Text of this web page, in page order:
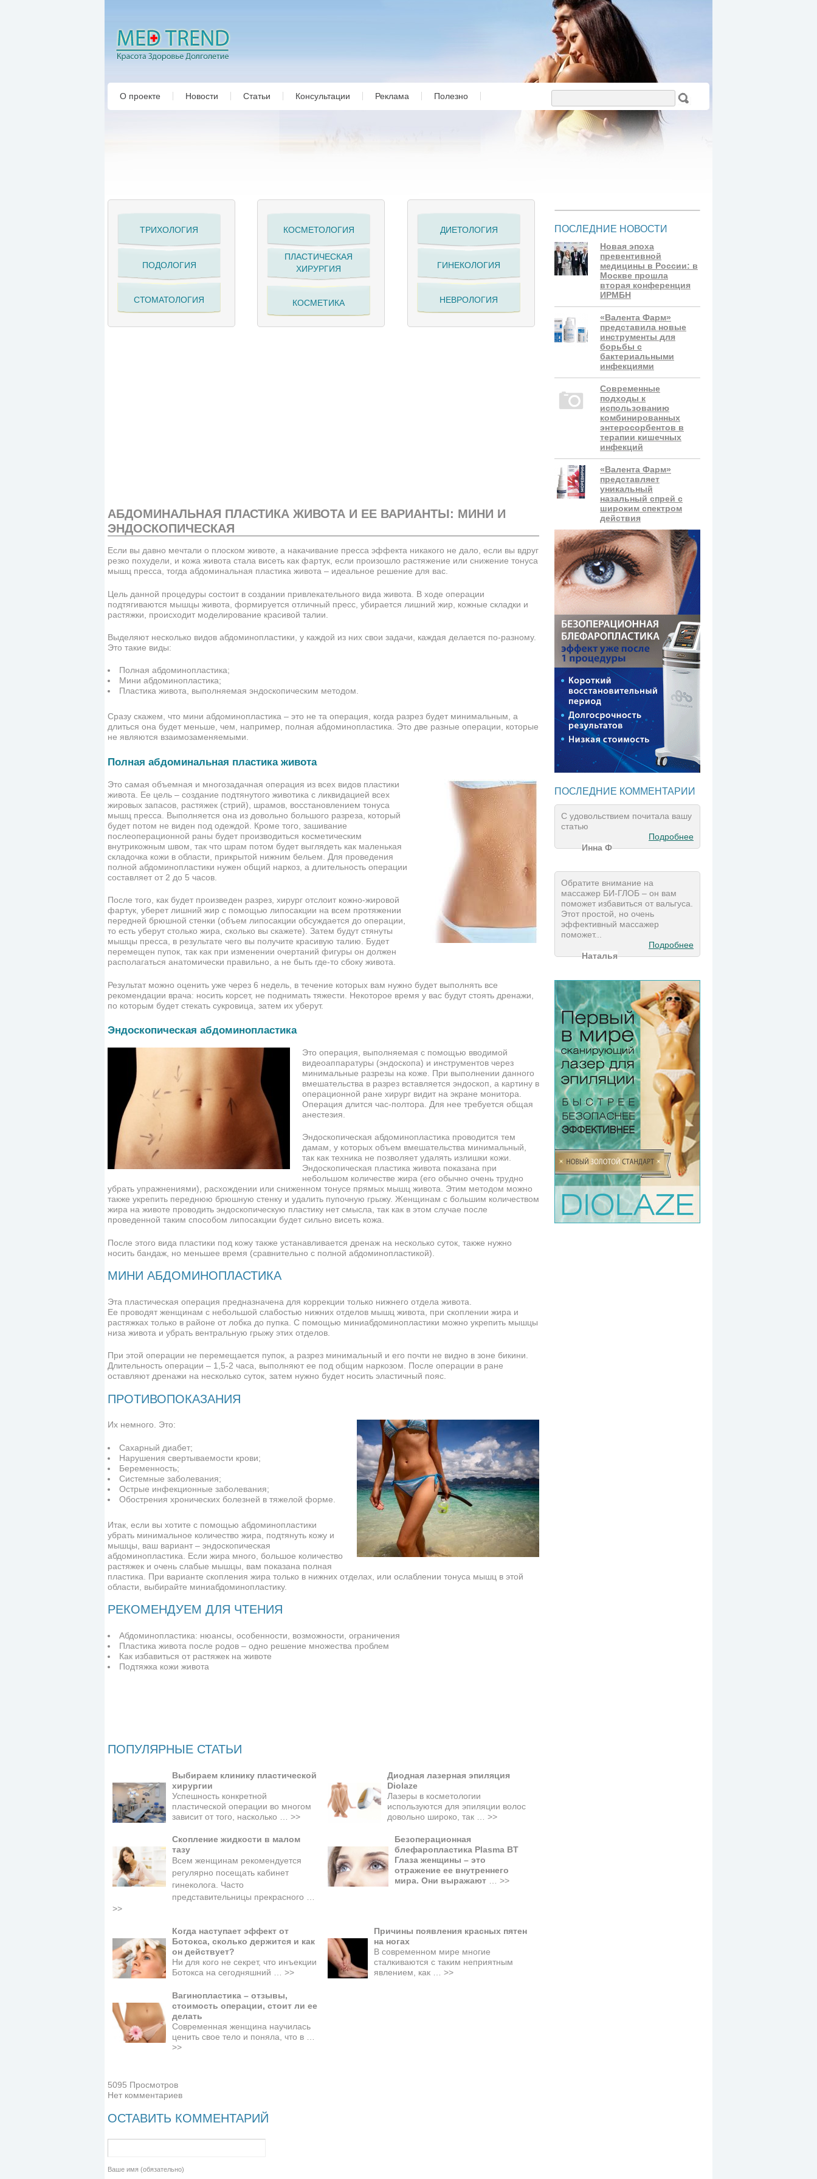
О проекте Новости Статьи Консультации Реклама Полезно
ТРИХОЛОГИЯ
ПОДОЛОГИЯ
СТОМАТОЛОГИЯ
КОСМЕТОЛОГИЯ
ПЛАСТИЧЕСКАЯ
ХИРУРГИЯ
КОСМЕТИКА
ДИЕТОЛОГИЯ
ГИНЕКОЛОГИЯ
НЕВРОЛОГИЯ
АБДОМИНАЛЬНАЯ ПЛАСТИКА ЖИВОТА И ЕЕ ВАРИАНТЫ: МИНИ И
ЭНДОСКОПИЧЕСКАЯ
Если вы давно мечтали о плоском животе, а накачивание пресса эффекта никакого не дало, если вы вдруг
резко похудели, и кожа живота стала висеть как фартук, если произошло растяжение или снижение тонуса
мышц пресса, тогда абдоминальная пластика живота – идеальное решение для вас.
Цель данной процедуры состоит в создании привлекательного вида живота. В ходе операции
подтягиваются мышцы живота, формируется отличный пресс, убирается лишний жир, кожные складки и
растяжки, происходит моделирование красивой талии.
Выделяют несколько видов абдоминопластики, у каждой из них свои задачи, каждая делается по-разному.
Это такие виды:
Полная абдоминопластика;
Мини абдоминопластика;
Пластика живота, выполняемая эндоскопическим методом.
Сразу скажем, что мини абдоминопластика – это не та операция, когда разрез будет минимальным, а
длиться она будет меньше, чем, например, полная абдоминопластика. Это две разные операции, которые
не являются взаимозаменяемыми.
Полная абдоминальная пластика живота
Это самая объемная и многозадачная операция из всех видов пластики
живота. Ее цель – создание подтянутого животика с ликвидацией всех
жировых запасов, растяжек (стрий), шрамов, восстановлением тонуса
мышц пресса. Выполняется она из довольно большого разреза, который
будет потом не виден под одеждой. Кроме того, зашивание
послеоперационной раны будет производиться косметическим
внутрикожным швом, так что шрам потом будет выглядеть как маленькая
складочка кожи в области, прикрытой нижним бельем. Для проведения
полной абдоминопластики нужен общий наркоз, а длительность операции
составляет от 2 до 5 часов.
После того, как будет произведен разрез, хирург отслоит кожно-жировой
фартук, уберет лишний жир с помощью липосакции на всем протяжении
передней брюшной стенки (объем липосакции обсуждается до операции,
то есть уберут столько жира, сколько вы скажете). Затем будут стянуты
мышцы пресса, в результате чего вы получите красивую талию. Будет
перемещен пупок, так как при изменении очертаний фигуры он должен
располагаться анатомически правильно, а не быть где-то сбоку живота.
Результат можно оценить уже через 6 недель, в течение которых вам нужно будет выполнять все
рекомендации врача: носить корсет, не поднимать тяжести. Некоторое время у вас будут стоять дренажи,
по которым будет стекать сукровица, затем их уберут.
Эндоскопическая абдоминопластика
Это операция, выполняемая с помощью вводимой
видеоаппаратуры (эндоскопа) и инструментов через
минимальные разрезы на коже. При выполнении данного
вмешательства в разрез вставляется эндоскоп, а картину в
операционной ране хирург видит на экране монитора.
Операция длится час-полтора. Для нее требуется общая
анестезия.
Эндоскопическая абдоминопластика проводится тем
дамам, у которых объем вмешательства минимальный,
так как техника не позволяет удалять излишки кожи.
Эндоскопическая пластика живота показана при
небольшом количестве жира (его обычно очень трудно
убрать упражнениями), расхождении или сниженном тонусе прямых мышц живота. Этим методом можно
также укрепить переднюю брюшную стенку и удалить пупочную грыжу. Женщинам с большим количеством
жира на животе проводить эндоскопическую пластику нет смысла, так как в этом случае после
проведенной таким способом липосакции будет сильно висеть кожа.
После этого вида пластики под кожу также устанавливается дренаж на несколько суток, также нужно
носить бандаж, но меньшее время (сравнительно с полной абдоминопластикой).
МИНИ АБДОМИНОПЛАСТИКА
Эта пластическая операция предназначена для коррекции только нижнего отдела живота.
Ее проводят женщинам с небольшой слабостью нижних отделов мышц живота, при скоплении жира и
растяжках только в районе от лобка до пупка. С помощью миниабдоминопластики можно укрепить мышцы
низа живота и убрать вентральную грыжу этих отделов.
При этой операции не перемещается пупок, а разрез минимальный и его почти не видно в зоне бикини.
Длительность операции – 1,5-2 часа, выполняют ее под общим наркозом. После операции в ране
оставляют дренажи на несколько суток, затем нужно будет носить эластичный пояс.
ПРОТИВОПОКАЗАНИЯ
Их немного. Это:
Сахарный диабет;
Нарушения свертываемости крови;
Беременность;
Системные заболевания;
Острые инфекционные заболевания;
Обострения хронических болезней в тяжелой форме.
Итак, если вы хотите с помощью абдоминопластики
убрать минимальное количество жира, подтянуть кожу и
мышцы, ваш вариант – эндоскопическая
абдоминопластика. Если жира много, большое количество
растяжек и очень слабые мышцы, вам показана полная
пластика. При варианте скопления жира только в нижних отделах, или ослаблении тонуса мышц в этой
области, выбирайте миниабдоминопластику.
РЕКОМЕНДУЕМ ДЛЯ ЧТЕНИЯ
Абдоминопластика: нюансы, особенности, возможности, ограничения
Пластика живота после родов – одно решение множества проблем
Как избавиться от растяжек на животе
Подтяжка кожи живота
ПОПУЛЯРНЫЕ СТАТЬИ
Выбираем клинику пластической
хирургии
Успешность конкретной
пластической операции во многом
зависит от того, насколько … >>
Диодная лазерная эпиляция
Diolaze
Лазеры в косметологии
используются для эпиляции волос
довольно широко, так …>>
Скопление жидкости в малом
тазу
Всем женщинам рекомендуется
регулярно посещать кабинет
гинеколога. Часто
представительницы прекрасного …
>>
Безоперационная
блефаропластика Plasma BT
Глаза женщины – это
отражение ее внутреннего
мира. Они выражают …>>
Когда наступает эффект от
Ботокса, сколько держится и как
он действует?
Ни для кого не секрет, что инъекции
Ботокса на сегодняшний … >>
Причины появления красных пятен
на ногах
В современном мире многие
сталкиваются с таким неприятным
явлением, как …>>
Вагинопластика – отзывы,
стоимость операции, стоит ли ее
делать
Современная женщина научилась
ценить свое тело и поняла, что в …
>>
5095 Просмотров
Нет комментариев
ОСТАВИТЬ КОММЕНТАРИЙ
Ваше имя (обязательно)
ПОСЛЕДНИЕ НОВОСТИ
Новая эпоха
превентивной
медицины в России: в
Москве прошла
вторая конференция
ИРМБН
«Валента Фарм»
представила новые
инструменты для
борьбы с
бактериальными
инфекциями
Современные
подходы к
использованию
комбинированных
энтеросорбентов в
терапии кишечных
инфекций
«Валента Фарм»
представляет
уникальный
назальный спрей с
широким спектром
действия
ПОСЛЕДНИЕ КОММЕНТАРИИ
С удовольствием почитала вашу
статью
Подробнее
Инна Ф
Обратите внимание на
массажер БИ-ГЛОБ – он вам
поможет избавиться от вальгуса.
Этот простой, но очень
эффективный массажер
поможет...
Подробнее
Наталья